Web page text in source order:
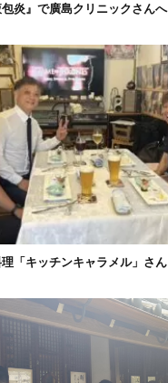
炎』で廣島クリニックさんへ
「キッチンキャラメル」さん